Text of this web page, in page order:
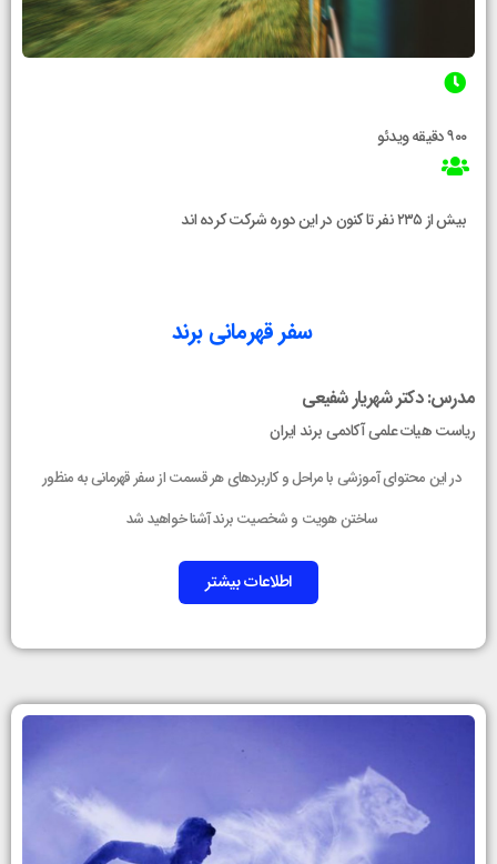
۹۰۰ دقیقه ویدئو
بیش از ۲۳۵ نفر تا کنون در این دوره شرکت کرده اند
سفر قهرمانی برند
مدرس: دکتر شهریار شفیعی
ریاست هیات علمی آکادمی برند ایران
در این محتوای آموزشی با مراحل و کاربردهای هر قسمت از سفر قهرمانی به منظور
ساختن هویت و شخصیت برند آشنا خواهید شد
اطلاعات بیشتر